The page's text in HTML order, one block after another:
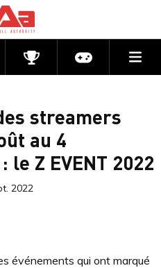
CompétitionsActu jeux
streamers
au 4
Z EVENT 2022
2022
AUX
événements qui ont marqué